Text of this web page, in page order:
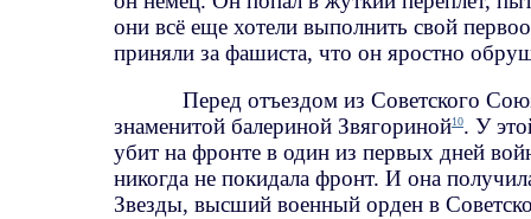
они всё еще хотели выполнить свой
приняли за фашиста, что он яростно
Перед отъездом из Советского
знаменитой балериной Звягориной10. У
убит на фронте в один из первых дней
никогда не покидала фронт. И она
Звезды, высший военный орден в